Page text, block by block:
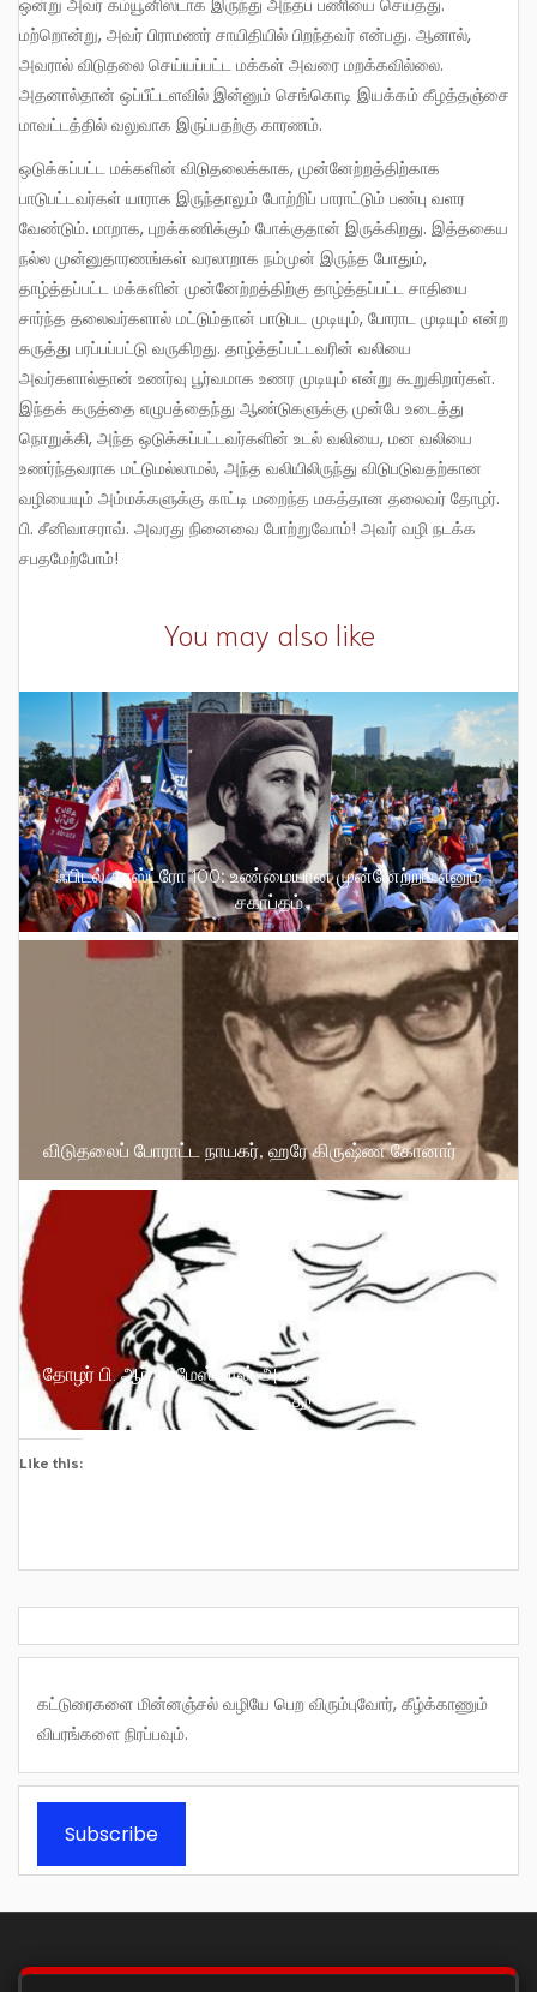
ஒன்று அவர் கம்யூனிஸ்டாக இருந்து அந்தப் பணியை செய்தது.
மற்றொன்று, அவர் பிராமணர் சாயிதியில் பிறந்தவர் என்பது. ஆனால்,
அவரால் விடுதலை செய்யப்பட்ட மக்கள் அவரை மறக்கவில்லை.
அதனால்தான் ஒப்பீட்டளவில் இன்னும் செங்கொடி இயக்கம் கீழத்தஞ்சை
மாவட்டத்தில் வலுவாக இருப்பதற்கு காரணம்.
ஒடுக்கப்பட்ட மக்களின் விடுதலைக்காக, முன்னேற்றத்திற்காக
பாடுபட்டவர்கள் யாராக இருந்தாலும் போற்றிப் பாராட்டும் பண்பு வளர
வேண்டும். மாறாக, புறக்கணிக்கும் போக்குதான் இருக்கிறது. இத்தகைய
நல்ல முன்னுதாரணங்கள் வரலாறாக நம்முன் இருந்த போதும்,
தாழ்த்தப்பட்ட மக்களின் முன்னேற்றத்திற்கு தாழ்த்தப்பட்ட சாதியை
சார்ந்த தலைவர்களால் மட்டும்தான் பாடுபட முடியும், போராட முடியும் என்ற
கருத்து பரப்பப்பட்டு வருகிறது. தாழ்த்தப்பட்டவரின் வலியை
அவர்களால்தான் உணர்வு பூர்வமாக உணர முடியும் என்று கூறுகிறார்கள்.
இந்தக் கருத்தை எழுபத்தைந்து ஆண்டுகளுக்கு முன்பே உடைத்து
நொறுக்கி, அந்த ஒடுக்கப்பட்டவர்களின் உடல் வலியை, மன வலியை
உணர்ந்தவராக மட்டுமல்லாமல், அந்த வலியிலிருந்து விடுபடுவதற்கான
வழியையும் அம்மக்களுக்கு காட்டி மறைந்த மகத்தான தலைவர் தோழர்.
பி. சீனிவாசராவ். அவரது நினைவை போற்றுவோம்! அவர் வழி நடக்க
சபதமேற்போம்!
You may also like
ஃபிடல் காஸ்ட்ரோ 100: உண்மையான முன்னேற்றம் எனும்
சகாப்தம்
விடுதலைப் போராட்ட நாயகர், ஹரே கிருஷ்ண கோனார்
தோழர் பி. ஆர். பரமேஸ்வரன் அவர்கள் அர்ப்பணிப்பு அளவிட
இயலாதது!
Like this:
கட்டுரைகளை மின்னஞ்சல் வழியே பெற விரும்புவோர், கீழ்க்காணும்
விபரங்களை நிரப்பவும்.
Subscribe